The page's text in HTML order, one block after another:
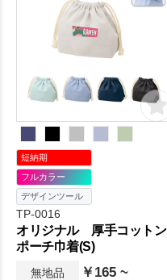
短納期
フルカラー
デザインツール
TP-0016
オリジナル 厚手コットン
ポーチ巾着(S)
無地品 ￥165 ~